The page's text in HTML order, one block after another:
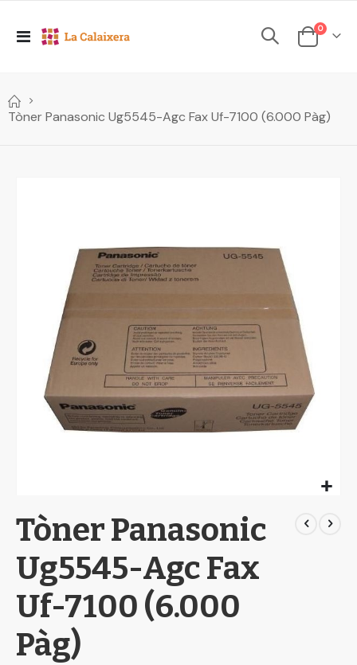
Toggle
Cesta
0elements
Tòner Panasonic Ug5545-Agc Fax Uf-7100 (6.000 Pàg)
to
the
of
images
gallery
Tòner Panasonic
Ug5545-Agc Fax
Uf-7100 (6.000
Pàg)